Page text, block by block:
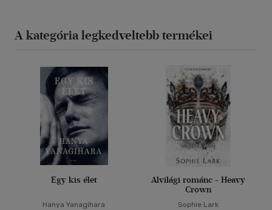
A kategória legkedveltebb termékei
Egy kis élet
Hanya Yanagihara
Alvilági románc - Heavy
Crown
Sophie Lark